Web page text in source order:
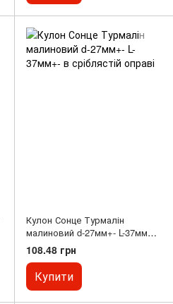
Кулон Сонце Турмалін
малиновий d-27мм+- L-37мм+-
в сріблястій оправі
108.48 грн
Купити